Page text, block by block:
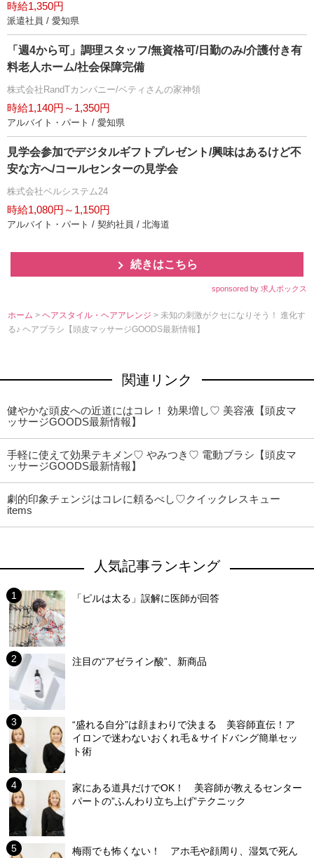
時給1,350円
派遣社員 / 愛知県
「週4から可」調理スタッフ/無資格可/日勤のみ/介護付き有
料老人ホーム/社会保障完備
株式会社RandTカンパニー/ベティさんの家神領
時給1,140円～1,350円
アルバイト・パート / 愛知県
見学会参加でデジタルギフトプレゼント/興味はあるけど不
安な方へ/コールセンターの見学会
株式会社ベルシステム24
時給1,080円～1,150円
アルバイト・パート / 契約社員 / 北海道
続きはこちら
sponsored by 求人ボックス
ホーム >ヘアスタイル・ヘアアレンジ> 未知の刺激がクセになりそう！ 進化す
る♪ ヘアブラシ【頭皮マッサージGOODS最新情報】
関連リンク
健やかな頭皮への近道にはコレ！ 効果増し♡ 美容液【頭皮マ
ッサージGOODS最新情報】
手軽に使えて効果テキメン♡ やみつき♡ 電動ブラシ【頭皮マ
ッサージGOODS最新情報】
劇的印象チェンジはコレに頼るべし♡クイックレスキュー
items
人気記事ランキング
「ピルは太る」誤解に医師が回答
注目の“アゼライン酸”、新商品
“盛れる自分”は顔まわりで決まる 美容師直伝！ア
イロンで迷わないおくれ毛＆サイドバング簡単セッ
ト術
家にある道具だけでOK！ 美容師が教えるセンター
パートの”ふんわり立ち上げ”テクニック
梅雨でも怖くない！ アホ毛や顔周り、湿気で死ん